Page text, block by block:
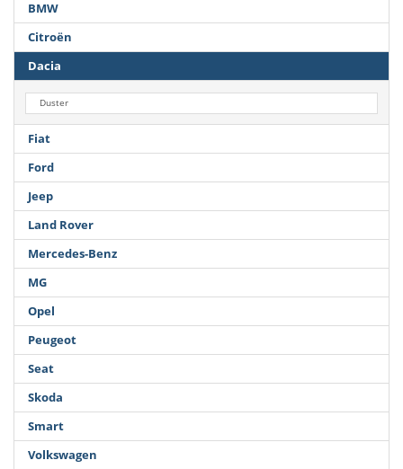
BMW
Citroën
Dacia
Duster
Fiat
Ford
Jeep
Land Rover
Mercedes-Benz
MG
Opel
Peugeot
Seat
Skoda
Smart
Volkswagen